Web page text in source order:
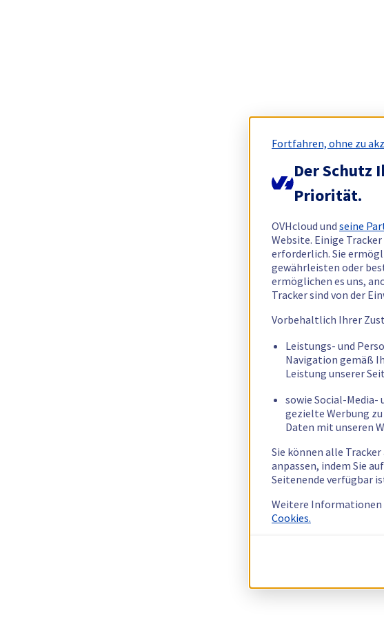
Fortfahren, ohne zu
Der Schutz
Priorität.
OVHcloud und seine
Website. Einige
erforderlich. Sie
gewährleisten oder
ermöglichen es uns,
Tracker sind von der
Vorbehaltlich Ihrer
Leistungs- und
Navigation gemäß
Leistung unserer
sowie Social-
gezielte Werbung
Daten mit unseren
Sie können alle
anpassen, indem Sie
Seitenende verfügbar
Weitere Informationen
Cookies.